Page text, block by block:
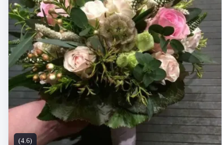
(4.6)